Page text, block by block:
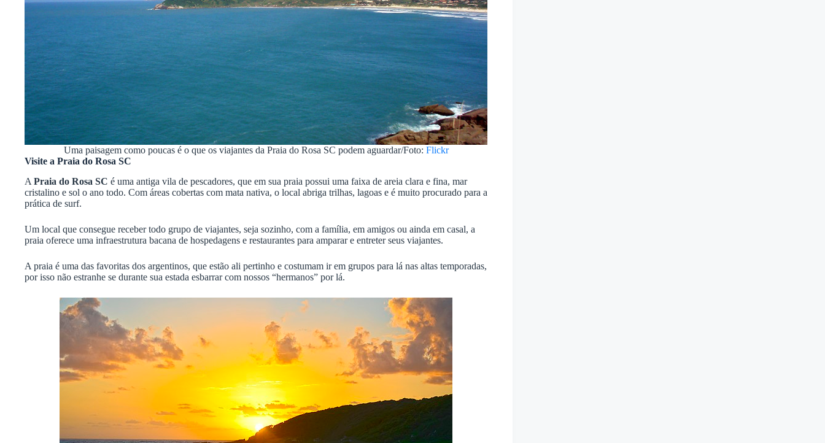
Uma paisagem como poucas é o que os viajantes da Praia do Rosa SC podem aguardar/Foto: Flickr
Visite a Praia do Rosa SC
A Praia do Rosa SC é uma antiga vila de pescadores, que em sua praia possui uma faixa de areia clara e fina, mar
cristalino e sol o ano todo. Com áreas cobertas com mata nativa, o local abriga trilhas, lagoas e é muito procurado para a
prática de surf.
Um local que consegue receber todo grupo de viajantes, seja sozinho, com a família, em amigos ou ainda em casal, a
praia oferece uma infraestrutura bacana de hospedagens e restaurantes para amparar e entreter seus viajantes.
A praia é uma das favoritas dos argentinos, que estão ali pertinho e costumam ir em grupos para lá nas altas temporadas,
por isso não estranhe se durante sua estada esbarrar com nossos “hermanos” por lá.